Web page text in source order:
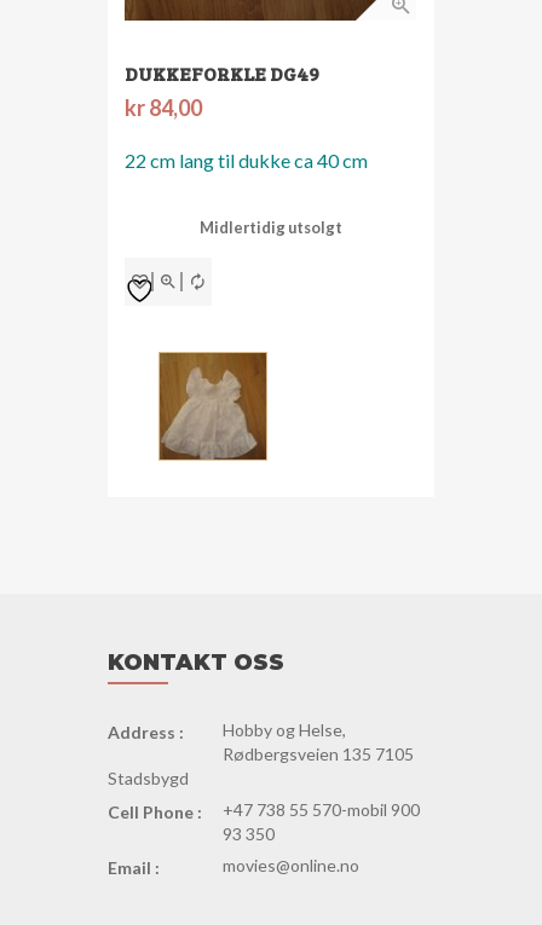
DUKKEFORKLE DG49
kr84,00
22 cm langtil dukke ca 40 cm
Midlertidig utsolgt
KONTAKT OSS
Address :
Hobby og Helse,
Rødbergsveien 135 7105
Stadsbygd
Cell Phone :
+47 738 55 570-mobil 900
93 350
Email :
movies@online.no